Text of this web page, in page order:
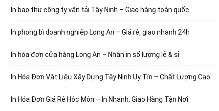
In bao thư công ty vận tải Tây Ninh – Giao hàng toàn quốc
In phong bì doanh nghiệp Long An – Giá rẻ, giao nhanh 24h
In hóa đơn cửa hàng Long An – Nhận in số lượng lẻ & sỉ
In Hóa Đơn Vật Liệu Xây Dựng Tây Ninh Uy Tín – Chất Lượng Cao
In Hóa Đơn Giá Rẻ Hóc Môn – In Nhanh, Giao Hàng Tận Nơi